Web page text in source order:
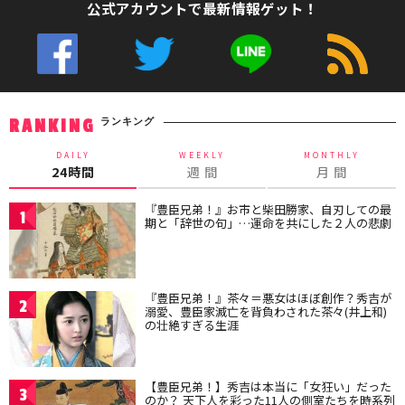
公式アカウントで最新情報ゲット！
RANKING ランキング
DAILY
24時間
WEEKLY
週 間
MONTHLY
月 間
1 『豊臣兄弟！』お市と柴田勝家、自刃しての最
期と「辞世の句」…運命を共にした２人の悲劇
2 『豊臣兄弟！』茶々＝悪女はほぼ創作？秀吉が
溺愛、豊臣家滅亡を背負わされた茶々(井上和)
の壮絶すぎる生涯
3 【豊臣兄弟！】秀吉は本当に「女狂い」だった
のか？ 天下人を彩った11人の側室たちを時系列